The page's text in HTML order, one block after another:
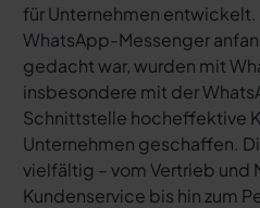
für Unternehmen
WhatsApp-Messenger
gedacht war, wurden mit
insbesondere mit der
Schnittstelle hocheffektive
Unternehmen geschaffen.
vielfältig – vom Vertrieb und
Kundenservice bis hin zum